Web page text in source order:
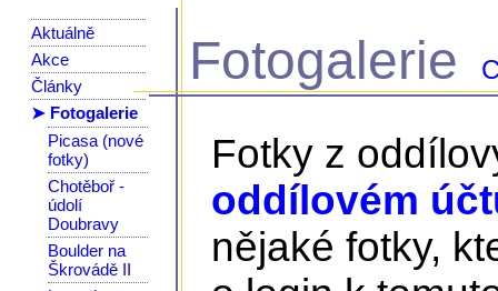
Aktuálně
Akce
Články
➤ Fotogalerie
Picasa (nové
fotky)
Chotěboř -
údolí
Doubravy
Boulder na
Škrovádě II
Fotogalerie
Fotky z
oddílovém
nějaké fotky,